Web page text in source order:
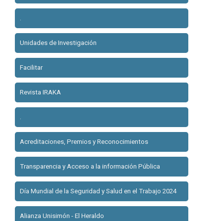
.
Unidades de Investigación
Facilitar
Revista IRAKA
.
Acreditaciones, Premios y Reconocimientos
Transparencia y Acceso a la información Pública
Día Mundial de la Seguridad y Salud en el Trabajo 2024
Alianza Unisimón - El Heraldo